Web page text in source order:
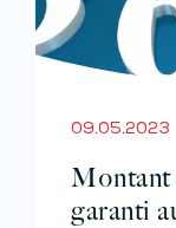
09.05.2023
Montant
garanti